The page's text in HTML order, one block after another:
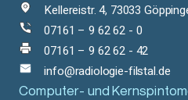
Kellereistr. 4, 73033
07161 – 9 62 62 - 0
07161 – 9 62 62 - 42
info@radiologie-filstal.de
Computer- und